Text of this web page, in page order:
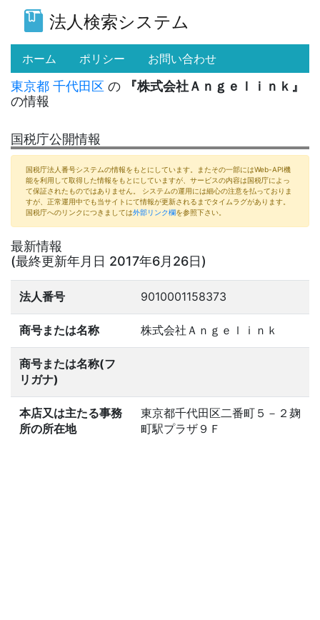
法人検索システム
ホーム (current)
ポリシー お問い合わせ
東京都 千代田区 の
『株式会社Ａｎｇｅｌｉｎｋ』
の情報
国税庁公開情報
国税庁法人番号システムの情報をもとにしています。またその一部にはWeb-API機
能を利用して取得した情報をもとにしていますが、サービスの内容は国税庁によっ
て保証されたものではありません。 システムの運用には細心の注意を払っておりま
すが、正常運用中でも当サイトにて情報が更新されるまでタイムラグがあります。
国税庁へのリンクにつきましては外部リンク欄を参照下さい。
最新情報
(最終更新年月日 2017年6月26日)
法人番号 9010001158373
商号または名称 株式会社Ａｎｇｅｌｉｎｋ
商号または名称(フ
リガナ)
本店又は主たる事務
所の所在地
東京都千代田区二番町５－２麹
町駅プラザ９Ｆ